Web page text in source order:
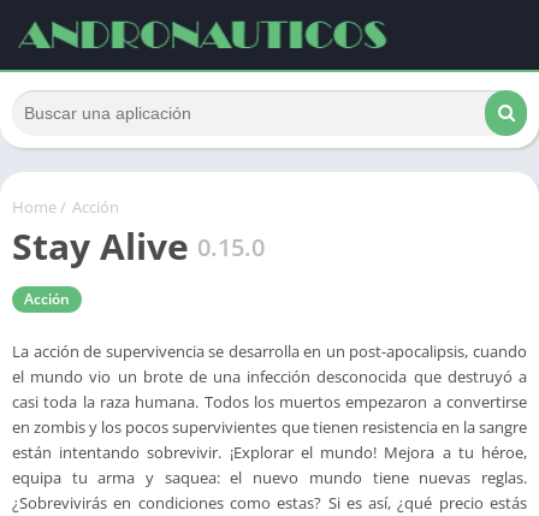
Home/ Acción
Stay Alive 0.15.0
Acción
La acción de supervivencia se desarrolla en un post-apocalipsis, cuando
el mundo vio un brote de una infección desconocida que destruyó a
casi toda la raza humana. Todos los muertos empezaron a convertirse
en zombis y los pocos supervivientes que tienen resistencia en la sangre
están intentando sobrevivir. ¡Explorar el mundo! Mejora a tu héroe,
equipa tu arma y saquea: el nuevo mundo tiene nuevas reglas.
¿Sobrevivirás en condiciones como estas? Si es así, ¿qué precio estás